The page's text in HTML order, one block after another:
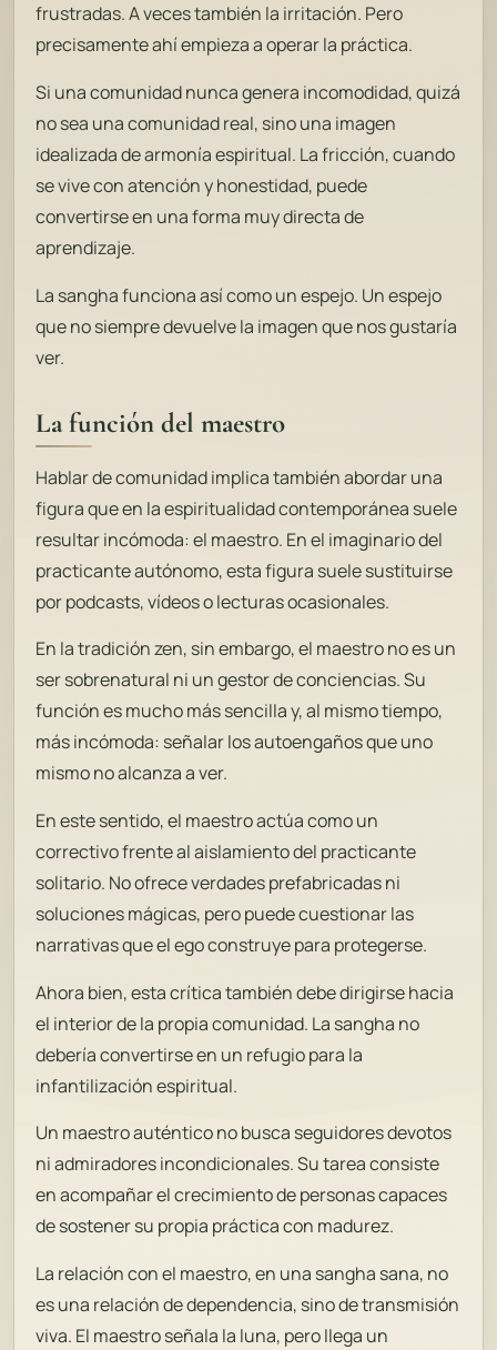
frustradas. A veces también la irritación. Pero
precisamente ahí empieza a operar la práctica.
Si una comunidad nunca genera incomodidad, quizá
no sea una comunidad real, sino una imagen
idealizada de armonía espiritual. La fricción, cuando
se vive con atención y honestidad, puede
convertirse en una forma muy directa de
aprendizaje.
La sangha funciona así como un espejo. Un espejo
que no siempre devuelve la imagen que nos gustaría
ver.
La función del maestro
Hablar de comunidad implica también abordar una
figura que en la espiritualidad contemporánea suele
resultar incómoda: el maestro. En el imaginario del
practicante autónomo, esta figura suele sustituirse
por podcasts, vídeos o lecturas ocasionales.
En la tradición zen, sin embargo, el maestro no es un
ser sobrenatural ni un gestor de conciencias. Su
función es mucho más sencilla y, al mismo tiempo,
más incómoda: señalar los autoengaños que uno
mismo no alcanza a ver.
En este sentido, el maestro actúa como un
correctivo frente al aislamiento del practicante
solitario. No ofrece verdades prefabricadas ni
soluciones mágicas, pero puede cuestionar las
narrativas que el ego construye para protegerse.
Ahora bien, esta crítica también debe dirigirse hacia
el interior de la propia comunidad. La sangha no
debería convertirse en un refugio para la
infantilización espiritual.
Un maestro auténtico no busca seguidores devotos
ni admiradores incondicionales. Su tarea consiste
en acompañar el crecimiento de personas capaces
de sostener su propia práctica con madurez.
La relación con el maestro, en una sangha sana, no
es una relación de dependencia, sino de transmisión
viva. El maestro señala la luna, pero llega un